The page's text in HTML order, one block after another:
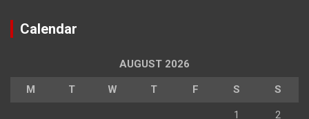
Calendar
AUGUST 2026
M T W T F S S
1 2